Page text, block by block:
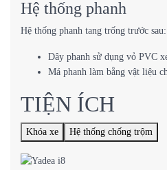
Hệ thống phanh
Hệ thống phanh tang trống trước sau:
Dây phanh sử dụng vỏ PVC
Má phanh làm bằng vật liệu
TIỆN ÍCH
Khóa xe Hệ thống chống trộm